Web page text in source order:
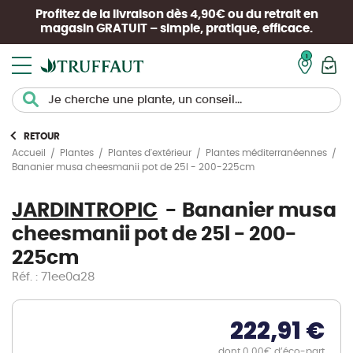
Profitez de la livraison dès 4,90€ ou du retrait en
magasin GRATUIT – simple, pratique, efficace.
RETOUR
Accueil
Plantes Plantes d'extérieur
Plantes méditerranéennes
Bananier musa cheesmanii pot de 25l - 200-225cm
JARDINTROPIC
Bananier musa
cheesmanii pot de 25l - 200-
225cm
Réf. : 71ee0a28
222,91 €